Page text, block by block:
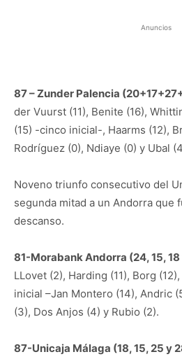
Anuncios
87 – Zunder Palencia
der Vuurst (11), Benite (16),
(15) -cinco inicial-, Haarms (12),
Rodríguez (0), Ndiaye (0) y Ubal
Noveno triunfo consecutivo del
segunda mitad a un Andorra que
descanso.
81-Morabank Andorra (24, 15,
LLovet (2), Harding (11), Borg
inicial –Jan Montero (14), Andric
(3), Dos Anjos (4) y Rubio (2).
87-Unicaja Málaga (18, 15, 25 y